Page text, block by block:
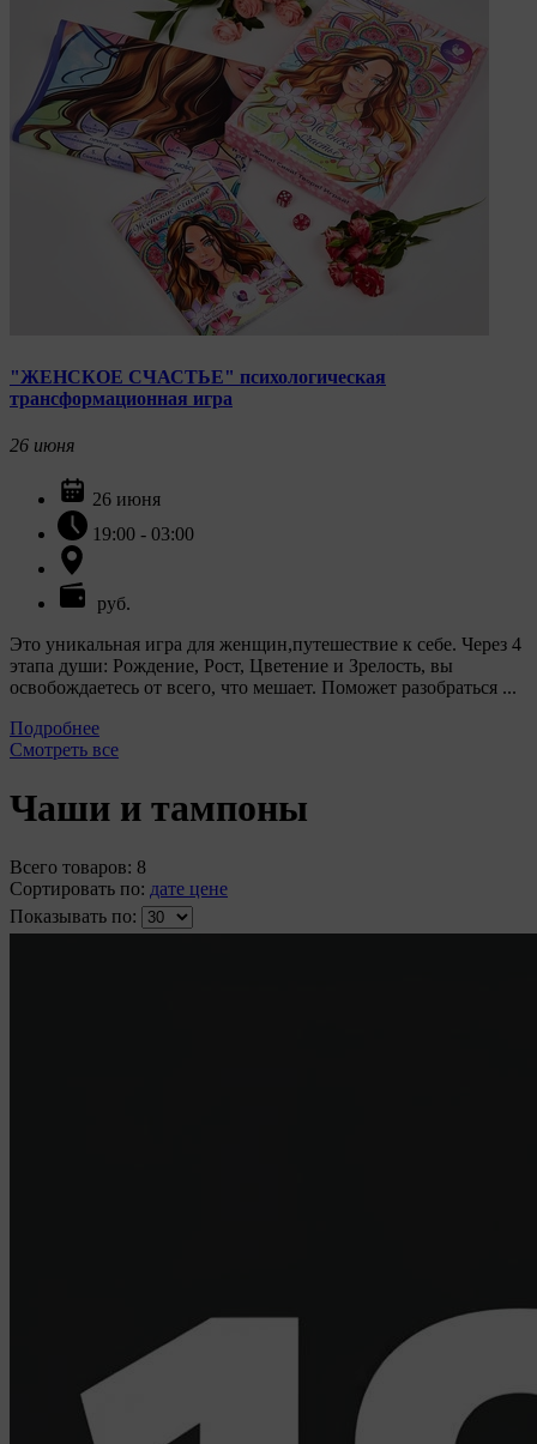
"ЖЕНСКОЕ СЧАСТЬЕ" психологическая
трансформационная игра
26 июня
26 июня
19:00 - 03:00
руб.
Это уникальная игра для женщин,путешествие к себе. Через 4
этапа души: Рождение, Рост, Цветение и Зрелость, вы
освобождаетесь от всего, что мешает. Поможет разобраться ...
Подробнее
Смотреть все
Чаши и тампоны
Всего товаров: 8
Сортировать по: дате цене
Показывать по:
ведущим на соответствующие страницы сайтов
основных браузеров:
Firefox
Chrome
Safari
Microsoft Edge
Internet Explorer
15. Пользователь всегда может направить сообщение
использования файлов сookie, на электронную почту
Общества:amorby80447490990@gmail.com
Настройка cookie
Мы обрабатываем куки в соответствии с
нижеуказанными целями и не используем их для
идентификации субъектов персональных данных.
Мы поручаем обрабатывать куки для исполнения
указанных целей компаниям (уполномоченным
лицам).
Аналитические Cookie
Аналитические куки позволяют определять
которым мы поручаем обработку статистических
cookies:
предоставляемый ООО «Яндекс». Адрес: г.
Политика конфиденциальности Яндекс.
Google Analytics – сервис веб-аналитики,
предоставляемый компанией Google, Inc.
Адрес: Google, Google Data Protection Office,
Рекламные Cookie
Компании, которым мы поручаем обработку данных
для данной цели: